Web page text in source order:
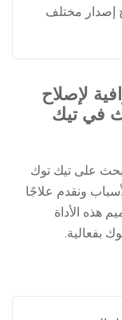
إصدار مختلف
لإصلاح
في تيك
على تيك توك
ونقدم علاجًا
هذه الأداة
بفعالية.